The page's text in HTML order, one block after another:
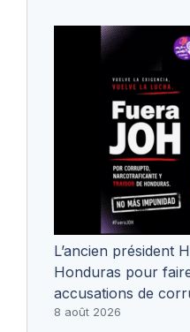
L’ancien président
Honduras pour
accusations de
8 août 2026